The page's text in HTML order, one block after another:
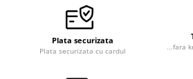
Plata securizata
Plata securizata cu cardul
...fara